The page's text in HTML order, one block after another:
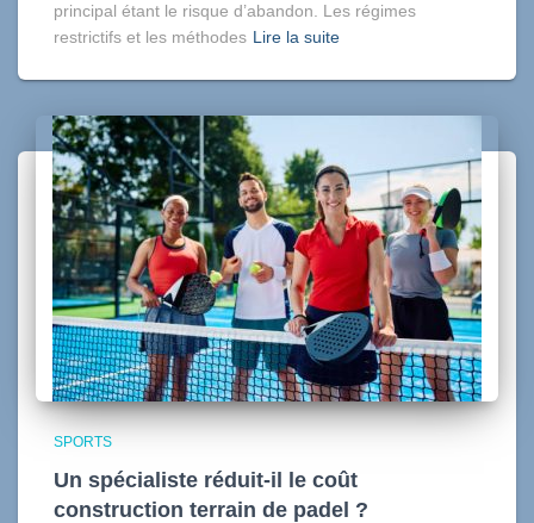
principal étant le risque d’abandon. Les régimes
restrictifs et les méthodes Lire la suite
SPORTS
Un spécialiste réduit-il le coût
construction terrain de padel ?